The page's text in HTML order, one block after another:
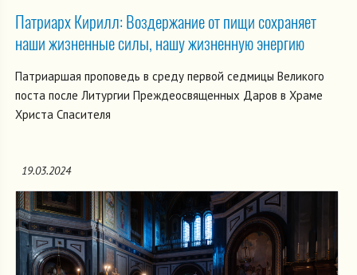
Патриарх Кирилл: Воздержание от пищи сохраняет
наши жизненные силы, нашу жизненную энергию
Патриаршая проповедь в среду первой седмицы Великого
поста после Литургии Преждеосвященных Даров в Храме
Христа Спасителя
19.03.2024